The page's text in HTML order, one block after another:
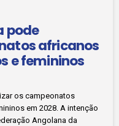
pode
africanos
e femininos
os campeonatos
em 2028. A intenção
Angolana da